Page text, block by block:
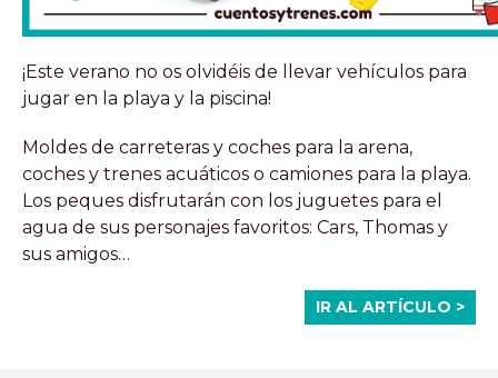
¡Este verano no os olvidéis de llevar vehículos para
jugar en la playa y la piscina!
Moldes de carreteras y coches para la arena,
coches y trenes acuáticos o camiones para la playa.
Los peques disfrutarán con los juguetes para el
agua de sus personajes favoritos: Cars, Thomas y
sus amigos…
IR AL ARTÍCULO >